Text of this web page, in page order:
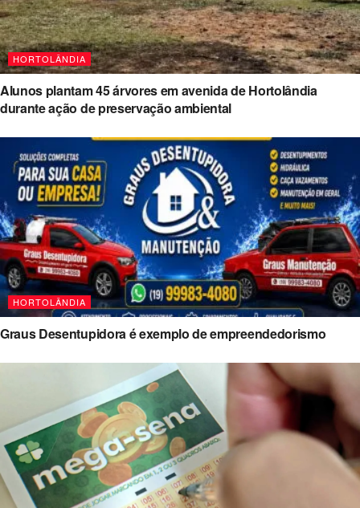
HORTOLÂNDIA
Alunos plantam 45 árvores em avenida de Hortolândia
durante ação de preservação ambiental
HORTOLÂNDIA
Graus Desentupidora é exemplo de empreendedorismo